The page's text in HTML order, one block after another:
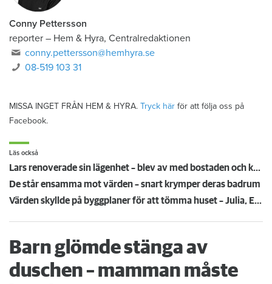
Conny Pettersson
reporter – Hem & Hyra, Centralredaktionen
conny.pettersson@hemhyra.se
08-519 103 31
MISSA INGET FRÅN HEM & HYRA. Tryck här för att följa oss på
Facebook.
Läs också
Lars renoverade sin lägenhet – blev av med bostaden och krävs på 112 000 kronor
De står ensamma mot värden – snart krymper deras badrum
Värden skyllde på byggplaner för att tömma huset – Julia, Ewa och Conny betalar priset
Barn glömde stänga av
duschen – mamman måste